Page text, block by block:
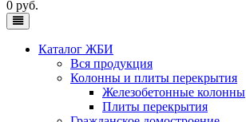
0 руб.
Каталог ЖБИ
Вся продукция
Колонны и плиты перекрытия
Железобетонные колонны
Плиты перекрытия